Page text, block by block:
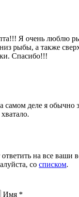
Я очень люблю
рыбы, а также
Спасибо!!!
деле я
на все ваши
со списком.
Имя *